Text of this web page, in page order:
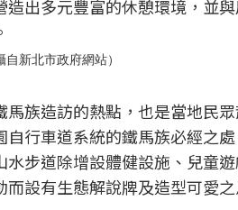
出多元豐富的休憩環境，並
新北市政府網站）
族造訪的熱點，也是當地民
行車道系統的鐵馬族必經之
步道除增設體健設施、兒童
設有生態解說牌及造型可愛